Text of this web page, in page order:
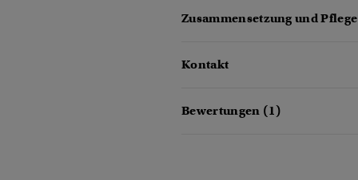
Zusammensetzung und Pflege
Kontakt
Bewertungen (1)